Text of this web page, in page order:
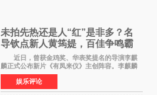
未拍先热还是人“红”是非多？名
导钦点新人黄筠媞，百佳争鸣霸
气回应
近日，曾获金鸡奖、华表奖提名的导演李麒
麟正式公布新片《有凤来仪》主创阵容。李麒麟
早年凭电影《华容道》获得金鸡奖、华表奖提
名，此后长期参与国内外电影制作，其担任制片
人参与的作品亦曾
娱乐评论